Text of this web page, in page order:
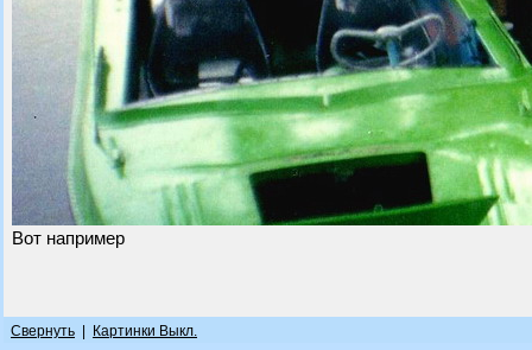
Вот например
Свернуть Картинки Выкл.